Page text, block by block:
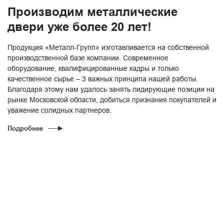
Производим металлические
двери уже более 20 лет!
Продукция «Металл-Групп» изготавливается на собственной
производственной базе компании. Современное
оборудование, квалифицированные кадры и только
качественное сырье – 3 важных принципа нашей работы.
Благодаря этому нам удалось занять лидирующие позиции на
рынке Московской области, добиться признания покупателей и
уважение солидных партнеров.
Подробнее